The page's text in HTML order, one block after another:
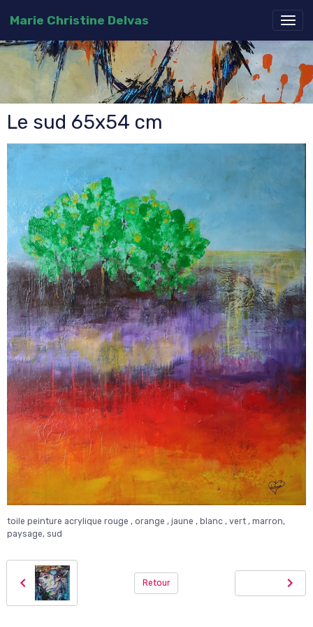
Marie Christine Delvas
Le sud 65x54 cm
toile peinture acrylique rouge , orange , jaune , blanc , vert , marron,
paysage, sud
Retour